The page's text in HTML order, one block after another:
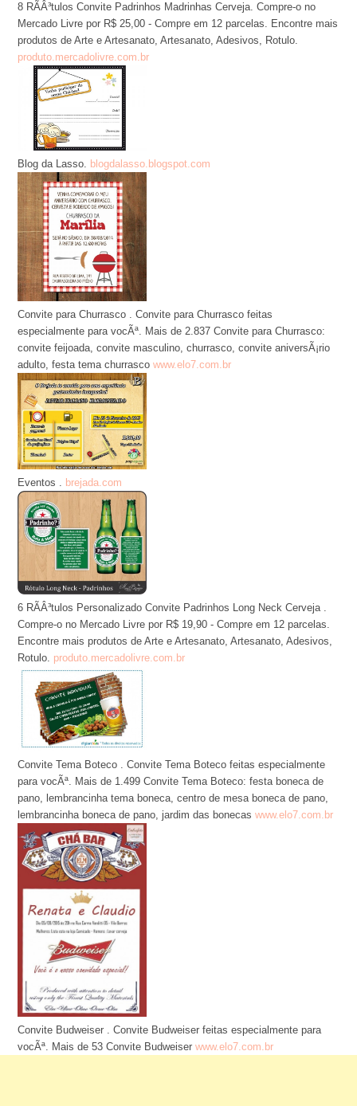
8 RÃÂ³tulos Convite Padrinhos Madrinhas Cerveja. Compre-o no
Mercado Livre por R$ 25,00 - Compre em 12 parcelas. Encontre mais
produtos de Arte e Artesanato, Artesanato, Adesivos, Rotulo.
produto.mercadolivre.com.br
Blog da Lasso. blogdalasso.blogspot.com
Convite para Churrasco . Convite para Churrasco feitas
especialmente para vocÃª. Mais de 2.837 Convite para Churrasco:
convite feijoada, convite masculino, churrasco, convite aniversÃ¡rio
adulto, festa tema churrasco www.elo7.com.br
Eventos . brejada.com
6 RÃÂ³tulos Personalizado Convite Padrinhos Long Neck Cerveja .
Compre-o no Mercado Livre por R$ 19,90 - Compre em 12 parcelas.
Encontre mais produtos de Arte e Artesanato, Artesanato, Adesivos,
Rotulo. produto.mercadolivre.com.br
Convite Tema Boteco . Convite Tema Boteco feitas especialmente
para vocÃª. Mais de 1.499 Convite Tema Boteco: festa boneca de
pano, lembrancinha tema boneca, centro de mesa boneca de pano,
lembrancinha boneca de pano, jardim das bonecas www.elo7.com.br
Convite Budweiser . Convite Budweiser feitas especialmente para
vocÃª. Mais de 53 Convite Budweiser www.elo7.com.br